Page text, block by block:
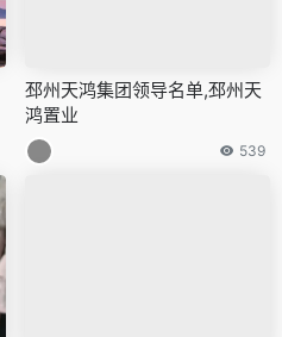
邳州天鸿集团领导名单,邳州天
鸿置业
539